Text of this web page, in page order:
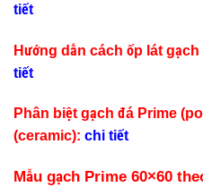
tiết
Hướng dẫn cách ốp lát
tiết
Phân biệt gạch đá Prime
(ceramic): chi tiết
Mẫu gạch Prime 60×60